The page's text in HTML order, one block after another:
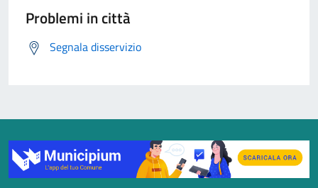
Problemi in città
Segnala disservizio